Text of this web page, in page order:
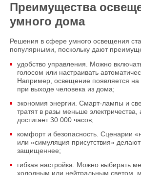
Преимущества
умного дома
Решения в сфере умного освещения
популярными, поскольку дают
удобство управления. Можно
голосом или настраивать
Например, освещение появляется на
при выходе человека из дома;
экономия энергии. Смарт-лампы и
тратят в разы меньше электричества,
достигает 30 000 часов;
комфорт и безопасность. Сценарии
или «симуляция присутствия»
защищеннее;
гибкая настройка. Можно выбирать
холодным или нейтральным светом,